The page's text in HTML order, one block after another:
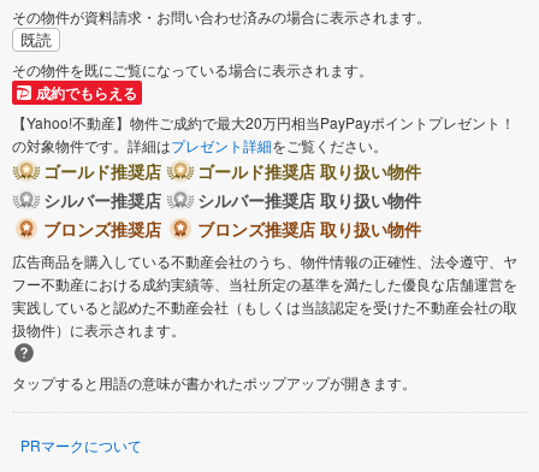
その物件が資料請求・お問い合わせ済みの場合に表示されます。
既読
その物件を既にご覧になっている場合に表示されます。
成約でもらえる
【Yahoo!不動産】物件ご成約で最大20万円相当PayPayポイントプレゼント！
の対象物件です。詳細はプレゼント詳細をご覧ください。
ゴールド推奨店
ゴールド推奨店 取り扱い物件
シルバー推奨店
シルバー推奨店 取り扱い物件
ブロンズ推奨店
ブロンズ推奨店 取り扱い物件
広告商品を購入している不動産会社のうち、物件情報の正確性、法令遵守、ヤ
フー不動産における成約実績等、当社所定の基準を満たした優良な店舗運営を
実践していると認めた不動産会社（もしくは当該認定を受けた不動産会社の取
扱物件）に表示されます。
タップすると用語の意味が書かれたポップアップが開きます。
PRマークについて